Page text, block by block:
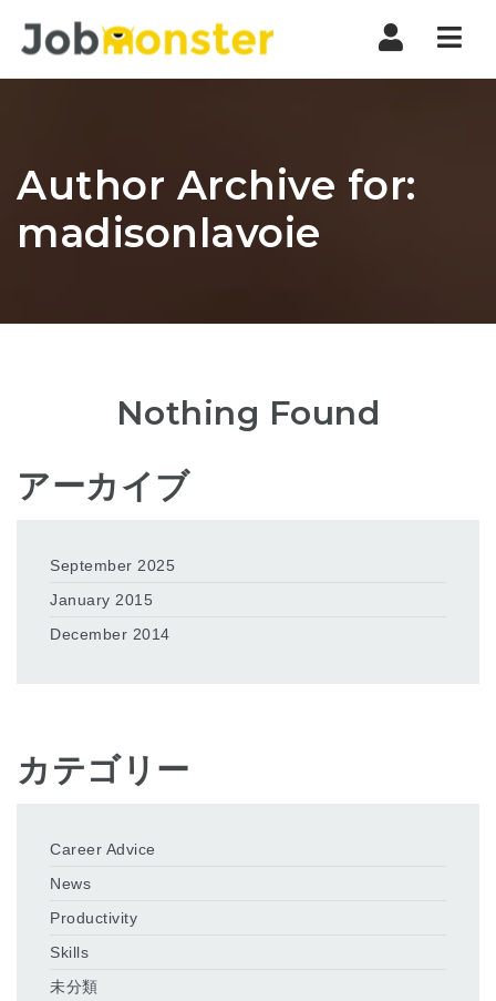
Author Archive for:
madisonlavoie
Nothing Found
アーカイブ
September 2025
January 2015
December 2014
カテゴリー
Career Advice
News
Productivity
Skills
未分類